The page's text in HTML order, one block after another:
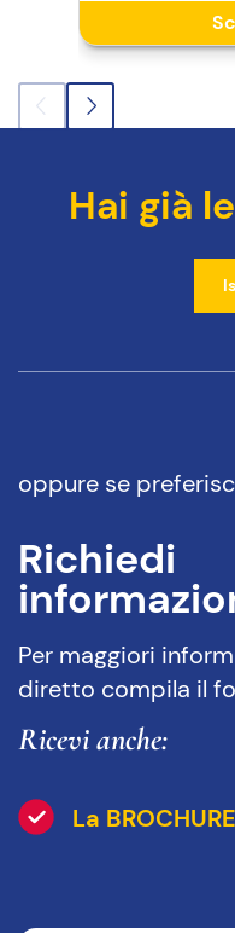
Hai già
oppure se
Richiedi
Per maggiori
diretto compila il
Ricevi anche:
La